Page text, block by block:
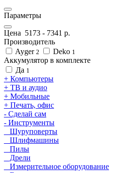
Параметры
Цена 5173 - 7341 р.
Производитель
Ayger 2 Deko 1
Аккумулятор в комплекте
Да 1
+ Компьютеры
+ ТВ и аудио
+ Мобильные
+ Печать, офис
- Сделай сам
- Инструменты
Шуруповерты
Шлифмашины
Пилы
Дрели
Измерительное оборудование